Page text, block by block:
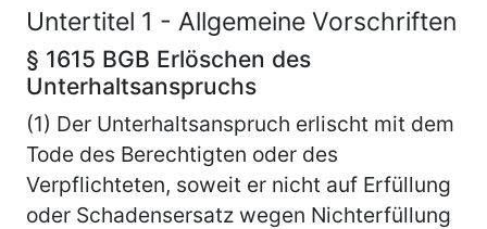
Untertitel 1 - Allgemeine Vorschriften
§ 1615 BGB Erlöschen des
Unterhaltsanspruchs
(1) Der Unterhaltsanspruch erlischt mit dem
Tode des Berechtigten oder des
Verpflichteten, soweit er nicht auf Erfüllung
oder Schadensersatz wegen Nichterfüllung